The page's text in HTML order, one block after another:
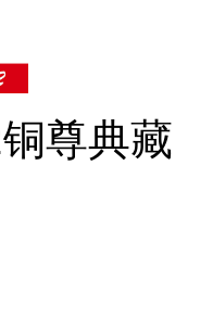
尊典藏